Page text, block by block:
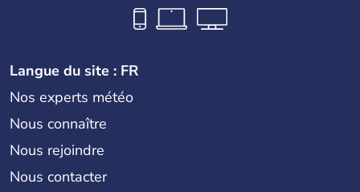
Langue du site : FR
Nos experts météo
Nous connaître
Nous rejoindre
Nous contacter